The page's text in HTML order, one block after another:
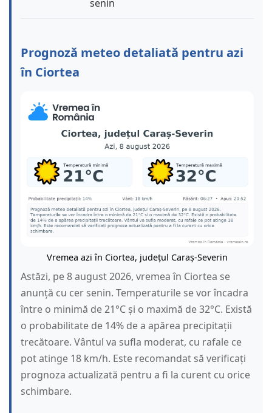
senin
Prognoză meteo detaliată pentru azi
în Ciortea
Vremea azi în Ciortea, județul Caraș-Severin
Astăzi, pe 8 august 2026, vremea în Ciortea se
anunță cu cer senin. Temperaturile se vor încadra
între o minimă de 21°C și o maximă de 32°C. Există
o probabilitate de 14% de a apărea precipitații
trecătoare. Vântul va sufla moderat, cu rafale ce
pot atinge 18 km/h. Este recomandat să verificați
prognoza actualizată pentru a fi la curent cu orice
schimbare.